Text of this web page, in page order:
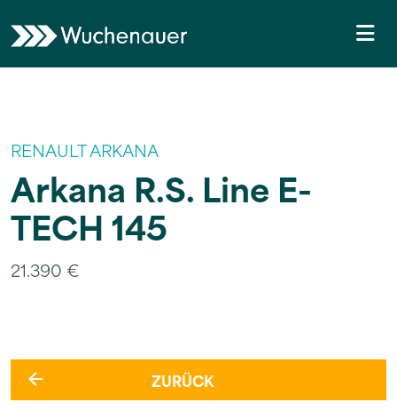
RENAULT ARKANA
Arkana R.S. Line E-
TECH 145
21.390 €
ZURÜCK